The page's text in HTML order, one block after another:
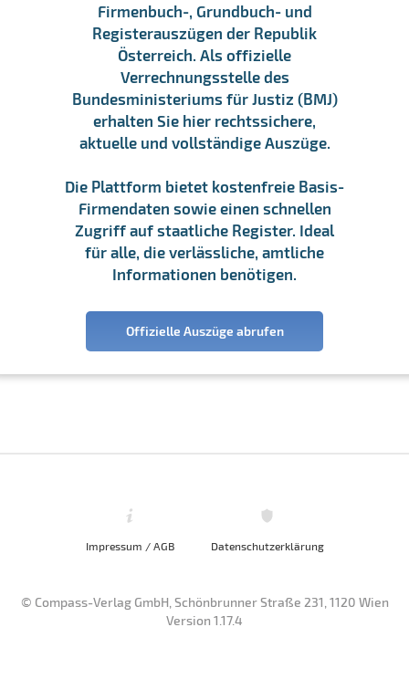
Firmenbuch-, Grundbuch- und
Registerauszügen der Republik
Österreich. Als offizielle
Verrechnungsstelle des
Bundesministeriums für Justiz (BMJ)
erhalten Sie hier rechtssichere,
aktuelle und vollständige Auszüge.
Die Plattform bietet kostenfreie Basis-
Firmendaten sowie einen schnellen
Zugriff auf staatliche Register. Ideal
für alle, die verlässliche, amtliche
Informationen benötigen.
Offizielle Auszüge abrufen
Impressum / AGB Datenschutzerklärung
© Compass-Verlag GmbH, Schönbrunner Straße 231, 1120 Wien
Version 1.17.4